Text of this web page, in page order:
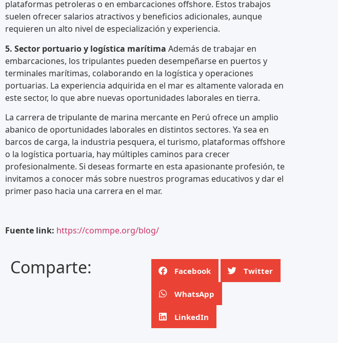
plataformas petroleras o en embarcaciones offshore. Estos trabajos
suelen ofrecer salarios atractivos y beneficios adicionales, aunque
requieren un alto nivel de especialización y experiencia.
5. Sector portuario y logística marítima Además de trabajar en
embarcaciones, los tripulantes pueden desempeñarse en puertos y
terminales marítimas, colaborando en la logística y operaciones
portuarias. La experiencia adquirida en el mar es altamente valorada en
este sector, lo que abre nuevas oportunidades laborales en tierra.
La carrera de tripulante de marina mercante en Perú ofrece un amplio
abanico de oportunidades laborales en distintos sectores. Ya sea en
barcos de carga, la industria pesquera, el turismo, plataformas offshore
o la logística portuaria, hay múltiples caminos para crecer
profesionalmente. Si deseas formarte en esta apasionante profesión, te
invitamos a conocer más sobre nuestros programas educativos y dar el
primer paso hacia una carrera en el mar.
Fuente link: https://commpe.org/blog/
Comparte: Facebook Twitter
WhatsApp
LinkedIn